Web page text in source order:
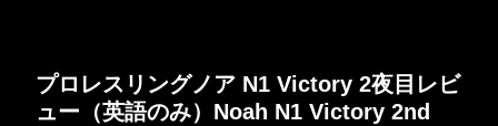
プロレスリングノア N1 Victory 2夜目レビ
ュー（英語のみ）Noah N1 Victory 2nd